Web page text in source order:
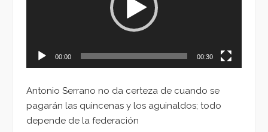
00:00 00:30
Antonio Serrano no da certeza de cuando se
pagarán las quincenas y los aguinaldos; todo
depende de la federación